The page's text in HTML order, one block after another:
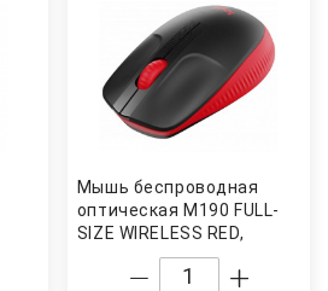
Мышь беcпроводная
оптическая M190 FULL-
SIZE WIRELESS RED,
красн. Logitech